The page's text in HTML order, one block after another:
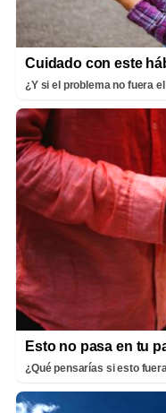
Cuidado con este
¿Y si el problema no fuera
Esto no pasa en tu
¿Qué pensarías si esto